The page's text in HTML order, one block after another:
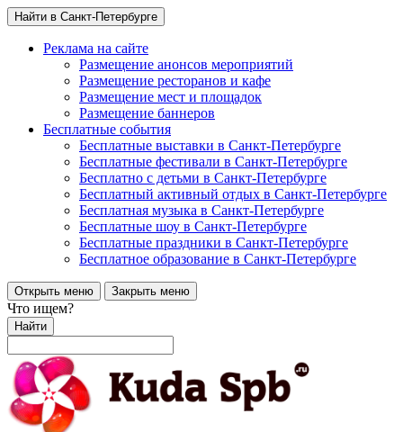
Найти в Санкт-Петербурге
Реклама на сайте
Размещение анонсов мероприятий
Размещение ресторанов и кафе
Размещение мест и площадок
Размещение баннеров
Бесплатные события
Бесплатные выставки в Санкт-Петербурге
Бесплатные фестивали в Санкт-Петербурге
Бесплатно с детьми в Санкт-Петербурге
Бесплатный активный отдых в Санкт-Петербурге
Бесплатная музыка в Санкт-Петербурге
Бесплатные шоу в Санкт-Петербурге
Бесплатные праздники в Санкт-Петербурге
Бесплатное образование в Санкт-Петербурге
Открыть меню Закрыть меню
Что ищем?
Найти